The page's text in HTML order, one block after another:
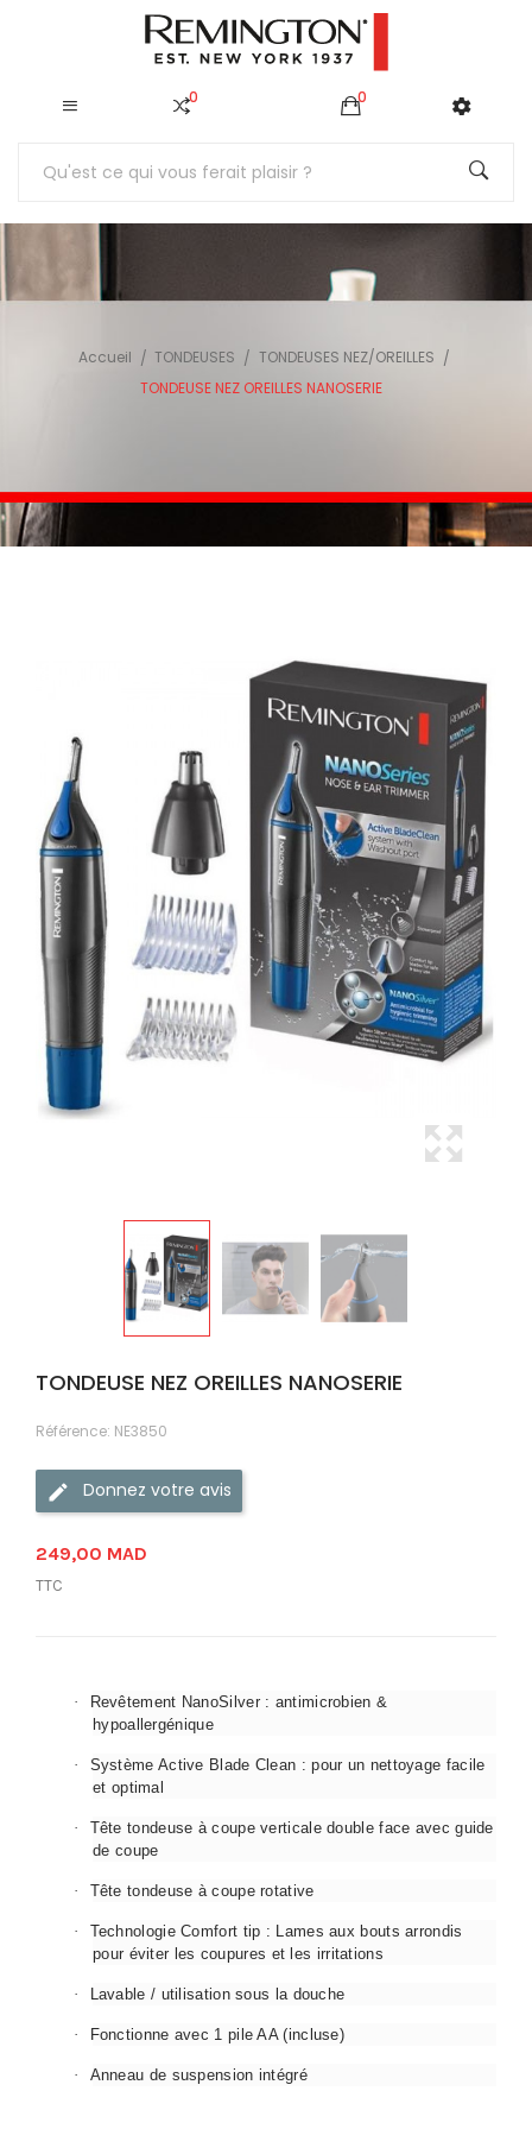
0 0
Accueil TONDEUSES
TONDEUSES NEZ/OREILLES
TONDEUSE NEZ OREILLES NANOSERIE
TONDEUSE NEZ OREILLES NANOSERIE
Référence: NE3850
Donnez votre avis
249,00 MAD
TTC
·
Revêtement NanoSilver : antimicrobien &
hypoallergénique
·
Système Active Blade Clean : pour un nettoyage facile
et optimal
·
Tête tondeuse à coupe verticale double face avec guide
de coupe
· Tête tondeuse à coupe rotative
·
Technologie Comfort tip : Lames aux bouts arrondis
pour éviter les coupures et les irritations
· Lavable / utilisation sous la douche
· Fonctionne avec 1 pile AA (incluse)
· Anneau de suspension intégré